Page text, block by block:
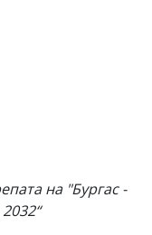
на "Бургас -